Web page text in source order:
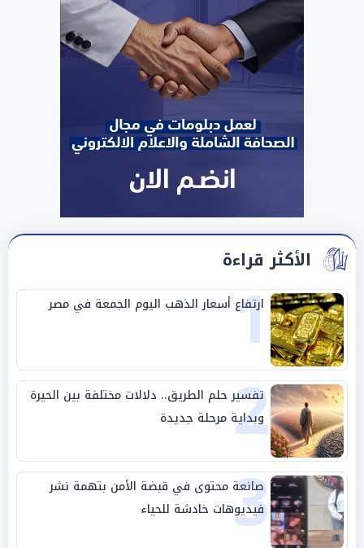
الأكثر قراءة
1
ارتفاع أسعار الذهب اليوم الجمعة في مصر
2
تفسير حلم الطريق.. دلالات مختلفة بين الحيرة
وبداية مرحلة جديدة
3
صانعة محتوى في قبضة الأمن بتهمة نشر
فيديوهات خادشة للحياء